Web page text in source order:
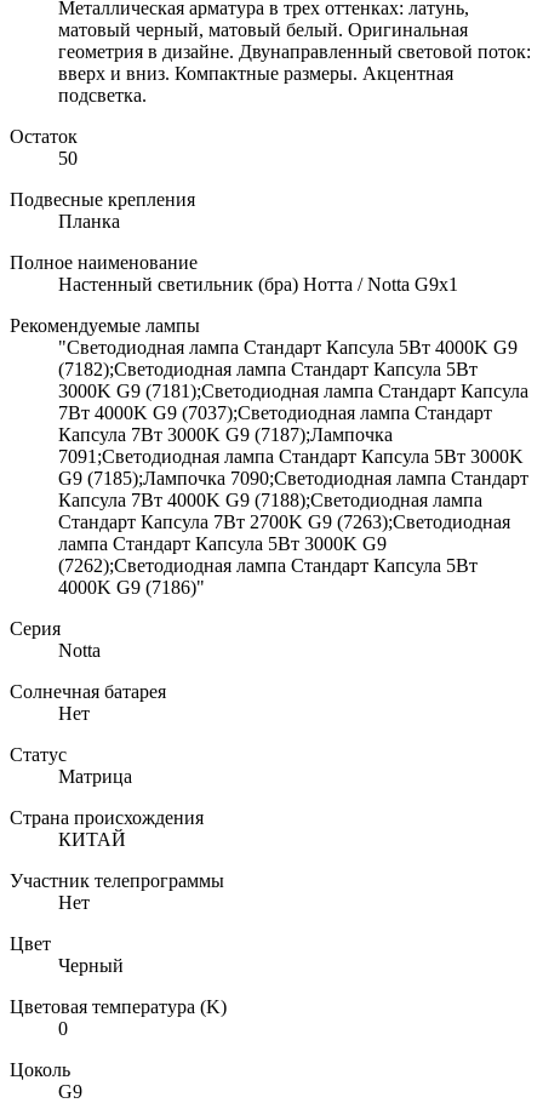
Металлическая арматура в трех оттенках: латунь,
матовый черный, матовый белый. Оригинальная
геометрия в дизайне. Двунаправленный световой поток:
вверх и вниз. Компактные размеры. Акцентная
подсветка.
Остаток
50
Подвесные крепления
Планка
Полное наименование
Настенный светильник (бра) Нотта / Notta G9х1
Рекомендуемые лампы
"Светодиодная лампа Стандарт Капсула 5Вт 4000K G9
(7182);Светодиодная лампа Стандарт Капсула 5Вт
3000K G9 (7181);Светодиодная лампа Стандарт Капсула
7Вт 4000K G9 (7037);Светодиодная лампа Стандарт
Капсула 7Вт 3000K G9 (7187);Лампочка
7091;Светодиодная лампа Стандарт Капсула 5Вт 3000K
G9 (7185);Лампочка 7090;Светодиодная лампа Стандарт
Капсула 7Вт 4000K G9 (7188);Светодиодная лампа
Стандарт Капсула 7Вт 2700K G9 (7263);Светодиодная
лампа Стандарт Капсула 5Вт 3000K G9
(7262);Светодиодная лампа Стандарт Капсула 5Вт
4000K G9 (7186)"
Серия
Notta
Солнечная батарея
Нет
Статус
Матрица
Страна происхождения
КИТАЙ
Участник телепрограммы
Нет
Цвет
Черный
Цветовая температура (K)
0
Цоколь
G9